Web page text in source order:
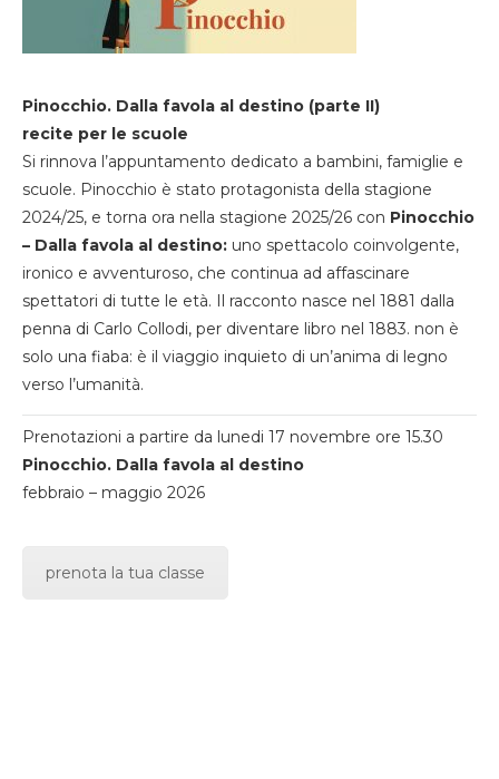
Pinocchio. Dalla favola al destino (parte II)
recite per le scuole
Si rinnova l’appuntamento dedicato a bambini, famiglie e
scuole. Pinocchio è stato protagonista della stagione
2024/25, e torna ora nella stagione 2025/26 con Pinocchio
– Dalla favola al destino: uno spettacolo coinvolgente,
ironico e avventuroso, che continua ad affascinare
spettatori di tutte le età. Il racconto nasce nel 1881 dalla
penna di Carlo Collodi, per diventare libro nel 1883. non è
solo una fiaba: è il viaggio inquieto di un’anima di legno
verso l’umanità.
Prenotazioni a partire da lunedi 17 novembre ore 15.30
Pinocchio. Dalla favola al destino
febbraio – maggio 2026
prenota la tua classe